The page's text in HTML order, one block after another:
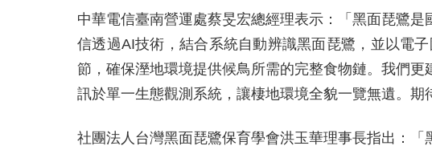
中華電信臺南營運處蔡旻宏總經理表示：「黑面琵鷺
信透過AI技術，結合系統自動辨識黑面琵鷺，並以電
節，確保溼地環境提供候鳥所需的完整食物鏈。我們
訊於單一生態觀測系統，讓棲地環境全貌一覽無遺。期
社團法人台灣黑面琵鷺保育學會洪玉華理事長指出：